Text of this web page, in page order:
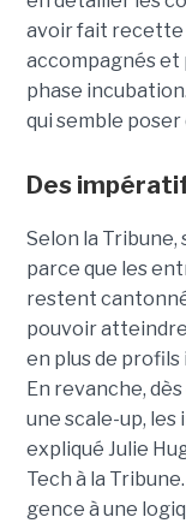
avoir fait recette
accompagnés et
phase
qui semble poser
Des
Selon la Tribune,
parce que les
restent
pouvoir atteindre
en plus de pro­fils
En revanche,
une scale-up, les
expliqué Julie
Tech à la
gence à une